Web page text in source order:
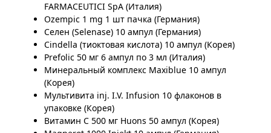
FARMACEUTICI SpA (Италия)
Ozempic 1 mg 1 шт пачка (Германия)
Селен (Selenase) 10 ампул (Германия)
Cindella (тиоктовая кислота) 10 ампул (Корея)
Prefolic 50 мг 6 ампул по 3 мл (Италия)
Минеральный комплекс Maxiblue 10 ампул
(Корея)
Мультивита inj. I.V. Infusion 10 флаконов в
упаковке (Корея)
Витамин С 500 мг Huons 50 ампул (Корея)